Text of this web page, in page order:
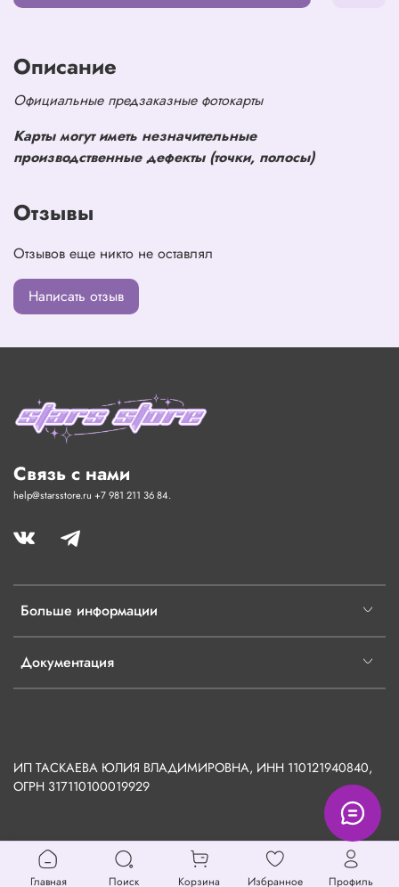
Описание
Официальные предзаказные фотокарты
Карты могут иметь незначительные
производственные дефекты (точки, полосы)
Отзывы
Отзывов еще никто не оставлял
Написать отзыв
Больше информации
Документация
Связь с нами
help@starsstore.ru +7 981 211 36 84.
ИП ТАСКАЕВА ЮЛИЯ ВЛАДИМИРОВНА, ИНН 110121940840,
ОГРН 317110100019929
Главная Поиск Корзина Избранное Профиль